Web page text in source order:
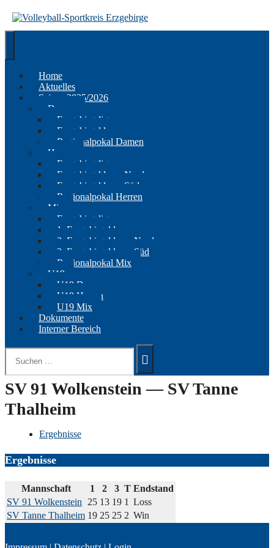
zum
Inhalt
Home
Aktuelles
Saison 2025/2026
Damen
Erzgebirgsliga
Erzgebirgsklasse
Regionalpokal Damen
Herren
Erzgebirgsliga
Erzgebirgsklasse Nord
Erzgebirgsklasse Süd
Regionalpokal Herren
Mix
Erzgebirgsliga
1. Erzgebirgsklasse
2. Erzgebirgsklasse Nord
2. Erzgebirgsklasse Süd
Regionalpokal Mix
U19
U19 Damen
U19 Herren
U19 Mix
Dokumente
Interner Bereich
Suchen
nach:
SV 91 Wolkenstein — SV Tanne
Thalheim
Ergebnisse
Ergebnisse
Mannschaft 1 2 3 T Endstand
SV 91 Wolkenstein
25 13 19 1 Loss
SV Tanne Thalheim 19 25 25 2 Win